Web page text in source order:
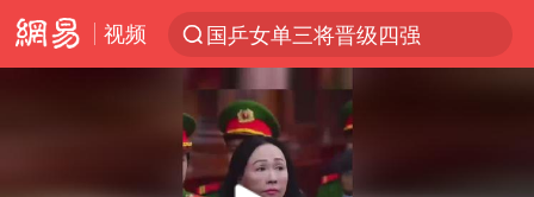
视频
国乒女单三将晋级四强
光影经济撬动暑期消费新蓝海